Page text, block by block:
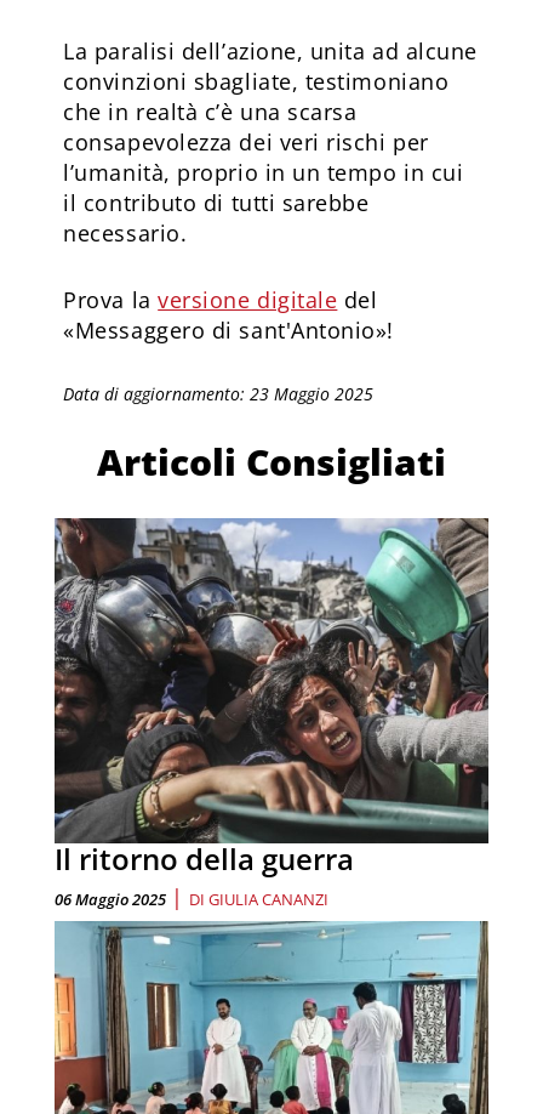
La paralisi dell’azione, unita ad alcune
convinzioni sbagliate, testimoniano
che in realtà c’è una scarsa
consapevolezza dei veri rischi per
l’umanità, proprio in un tempo in cui
il contributo di tutti sarebbe
necessario.
Prova laversione digitale del
«Messaggero di sant'Antonio»!
Data di aggiornamento: 23 Maggio 2025
Articoli Consigliati
Il ritorno della guerra
06 Maggio 2025 | DI GIULIA CANANZI